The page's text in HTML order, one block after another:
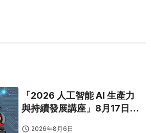
「2026 人工智能 AI 生產力
與持續發展講座」8月17日免
2026年8月6日